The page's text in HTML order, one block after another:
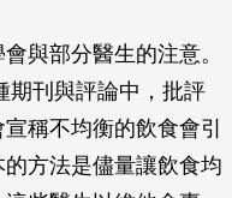
與部分醫生的注意。
期刊與評論中，批評
稱不均衡的飲食會引
方法是儘量讓飲食均